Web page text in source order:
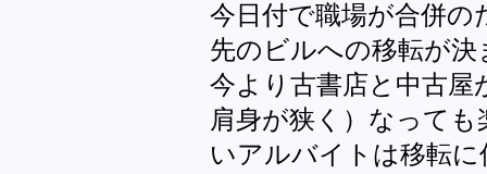
今日付で職場が合併の
先のビルへの移転が
今より古書店と中古屋
肩身が狭く）なって
いアルバイトは移転